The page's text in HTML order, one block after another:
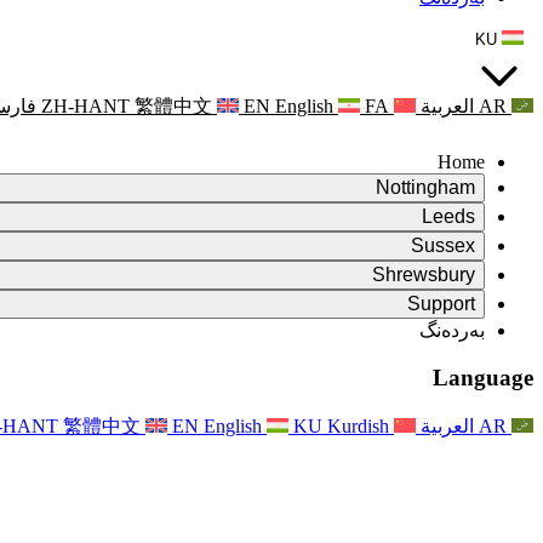
KU
AR العربية ZH-HANT 繁體中文 EN English FA
Home
Nottingham
Review
کورسی پێداچوونەوە
تیمی پێداچوونەوەی سەربەخۆ
مەرجەکانی سەرچاوە
Rapora Dawî ya Nirxandina Serbixwe
Pirsên Pir tên Pirsîn
بەردەنگ
For Families
Pêvajoya Nirxandina Malbatê
دوایین نوێکردنەوەکان
Nûçename
Leeds
Review
کورسی پێداچوونەوە
تیمی پێداچوونەوەی سەربەخۆ
Mercên Referansê
بەردەنگ
Piştgiriya Derûnî ji bo Malbatan
ڕووداوەکان
For Staff
Sussex
Review
کورسی پێداچوونەوە
تیمی پێداچوونەوەی سەربەخۆ
مەرجەکانی سەرچاوە
For Families
نوێکردنەوە بۆ خێزانەکان
Shrewsbury
Review
مەرجەکانی پێداچوونەوەی دایکایەتی
ڕاگەیاندن
Reports
Rapora dawî ya Nirxandina Serbixwe
Rapora Yekem a Nirxandina Serbixwe
For Families
Support
Leeds
Nottingham
خزمەتگوزاری پاڵپشتی دەروونی خێزان
Piştgiriya Krîza Tenduristiya Derûnî
Xizmetên Herêmî yên Nottinghamê
بەردەنگ
Language
AR العربية HANT 繁體中文 EN English KU Kurdish